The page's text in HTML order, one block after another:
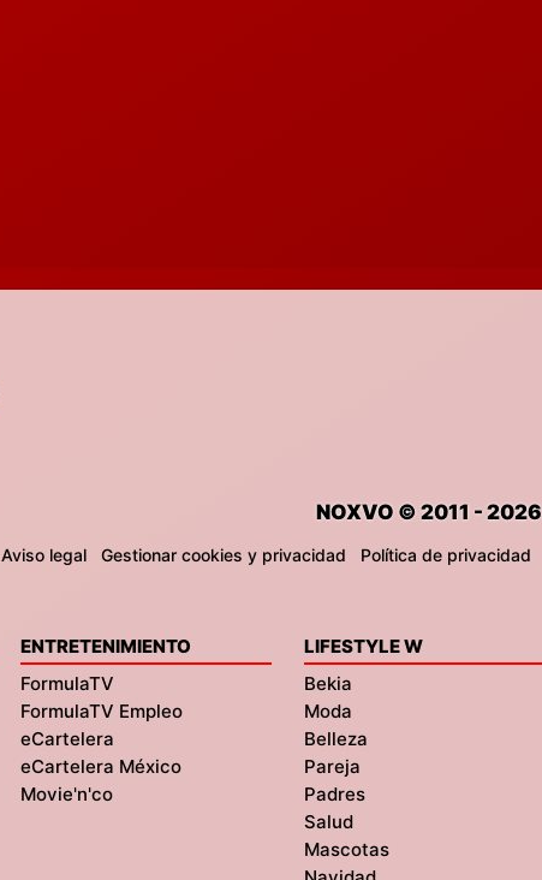
NOXVO © 2011 - 2026
Aviso legal Gestionar cookies y privacidad Política de privacidad
ENTRETENIMIENTO
FormulaTV
FormulaTV Empleo
eCartelera
eCartelera México
Movie'n'co
LIFESTYLE W
Bekia
Moda
Belleza
Pareja
Padres
Salud
Mascotas